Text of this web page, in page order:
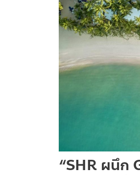
“SHR ผนึก